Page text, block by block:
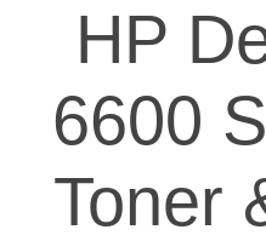
HP
6600
Toner